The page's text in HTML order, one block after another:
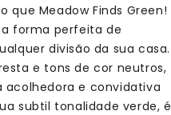
que Meadow Finds Green!
forma perfeita de
divisão da sua casa.
e tons de cor neutros,
e convidativa
subtil tonalidade verde, é